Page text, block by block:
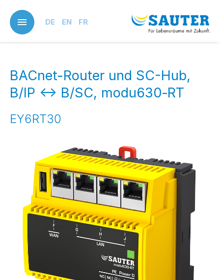
main
content
DE EN FR
BACnet-Router und SC-Hub,
B/IP <-> B/SC, modu630‑RT
EY6RT30